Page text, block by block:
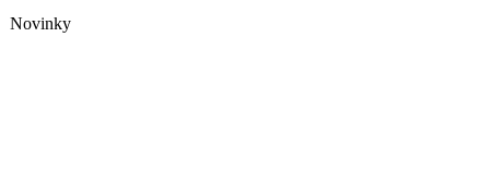
Novinky